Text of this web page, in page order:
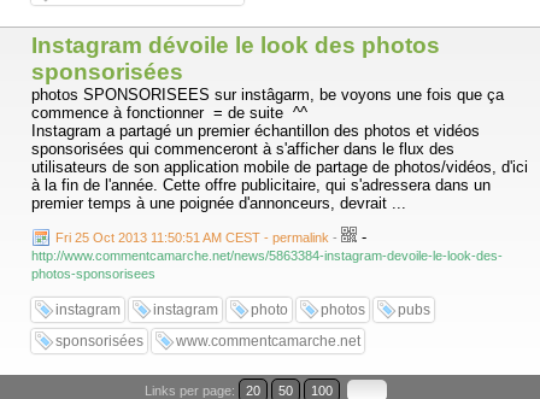
Instagram dévoile le look des photos
sponsorisées
photos SPONSORISEES sur instâgarm, be voyons une fois que ça
commence à fonctionner = de suite ^^
Instagram a partagé un premier échantillon des photos et vidéos
sponsorisées qui commenceront à s'afficher dans le flux des
utilisateurs de son application mobile de partage de photos/vidéos, d'ici
à la fin de l'année. Cette offre publicitaire, qui s'adressera dans un
premier temps à une poignée d'annonceurs, devrait ...
Fri 25 Oct 2013 11:50:51 AM CEST - permalink - -
http://www.commentcamarche.net/news/5863384-instagram-devoile-le-look-des-
photos-sponsorisees
instagram instagram photo photos
pubs
sponsorisées
www.commentcamarche.net
Links per page: 20 50 100